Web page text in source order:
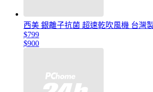
西美 銀離子抗菌 超速乾吹風機 台灣
$799
$900